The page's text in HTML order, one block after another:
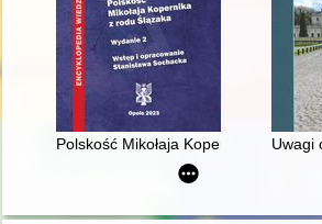
Polskość Mikołaja Kopernika z rodu
Uwagi